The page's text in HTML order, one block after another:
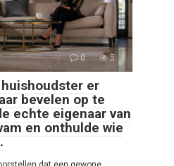
0 5
er
bevelen op te
echte eigenaar van
en onthulde wie